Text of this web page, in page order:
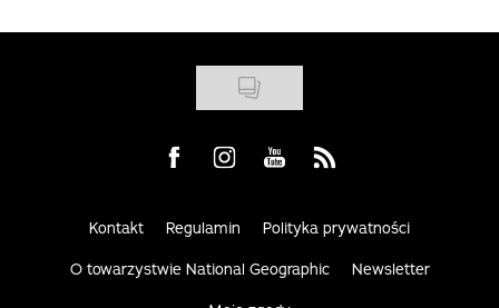
Visit us on Facebook
Visit us on Instagram
Visit us on Youtube
Visit us on Rss
Kontakt Regulamin Polityka prywatności
O towarzystwie National Geographic Newsletter